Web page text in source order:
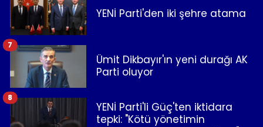
YENİ Parti'den iki şehre atama
Ümit Dikbayır'ın yeni durağı AK
Parti oluyor
7
YENİ Parti'li Güç'ten iktidara
tepki: "Kötü yönetimin
8